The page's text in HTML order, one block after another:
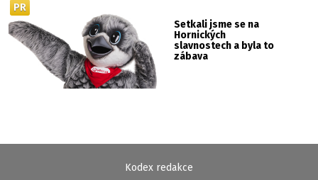
Setkali jsme se na
Hornických
slavnostech a byla to
zábava
PR
Kodex redakce